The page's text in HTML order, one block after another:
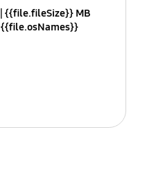
{{file.fileSize}} MB
{{file.osNames}}